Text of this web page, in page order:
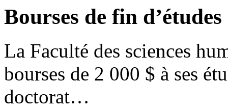
Bourses de fin
La Faculté des sciences
bourses de 2 000 $ à ses
doctorat…